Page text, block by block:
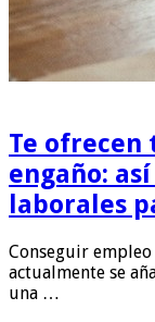
Te ofrecen
engaño:
laborales
Conseguir
actualmente se
una …